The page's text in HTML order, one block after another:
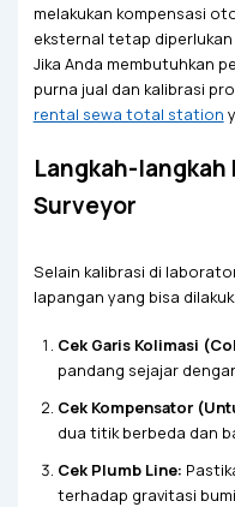
melakukan kompensasi
eksternal tetap
Jika Anda membutuhkan
purna jual dan kalibrasi
rental sewa total station
Langkah-
Surveyor
Selain kalibrasi di
lapangan yang bisa
Cek Garis Kolimasi
pandang sejajar
Cek Kompensator
dua titik berbeda dan
Cek Plumb Line:
terhadap gravitasi